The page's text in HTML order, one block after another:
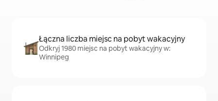
Łączna liczba miejsc na pobyt wakacyjny
Odkryj 1980 miejsc na pobyt wakacyjny w:
Winnipeg